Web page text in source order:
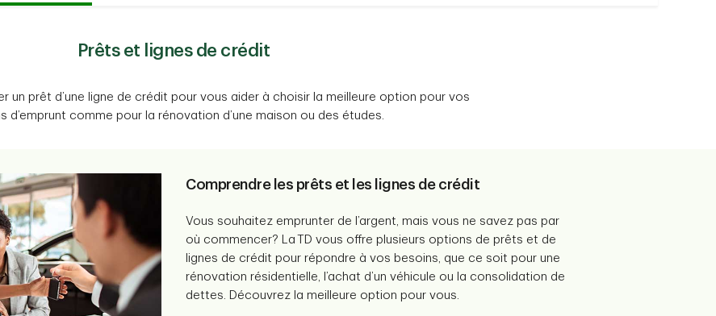
Prêts et lignes de crédit
un prêt d’une ligne de crédit pour vous aider à choisir la meilleure option pour vos
d’emprunt comme pour la rénovation d’une maison ou des études.
Comprendre les prêts et les lignes de crédit
Vous souhaitez emprunter de l’argent, mais vous ne savez pas par
où commencer? La TD vous offre plusieurs options de prêts et de
lignes de crédit pour répondre à vos besoins, que ce soit pour une
rénovation résidentielle, l’achat d’un véhicule ou la consolidation de
dettes. Découvrez la meilleure option pour vous.